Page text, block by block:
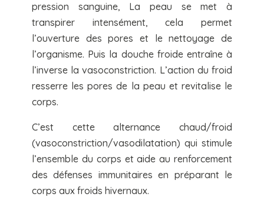
pression sanguine, La peau se met à
transpirer intensément, cela permet
l’ouverture des pores et le nettoyage de
l’organisme. Puis la douche froide entraîne à
l’inverse la vasoconstriction. L’action du froid
resserre les pores de la peau et revitalise le
corps.
C’est cette alternance chaud/froid
(vasoconstriction/vasodilatation) qui stimule
l’ensemble du corps et aide au renforcement
des défenses immunitaires en préparant le
corps aux froids hivernaux.